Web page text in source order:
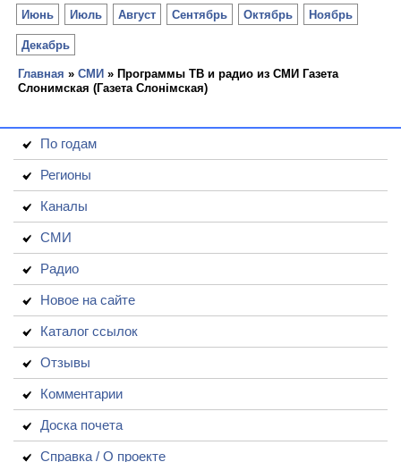
Июнь Июль Август Сентябрь Октябрь Ноябрь
Декабрь
Главная » СМИ » Программы ТВ и радио из СМИ Газета
Слонимская (Газета Слонімская)
По годам
Регионы
Каналы
СМИ
Радио
Новое на сайте
Каталог ссылок
Отзывы
Комментарии
Доска почета
Справка / О проекте